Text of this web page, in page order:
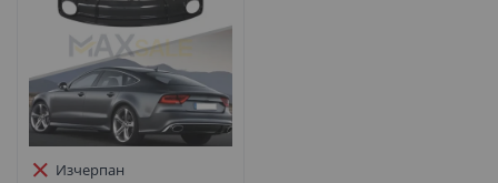
Изчерпан